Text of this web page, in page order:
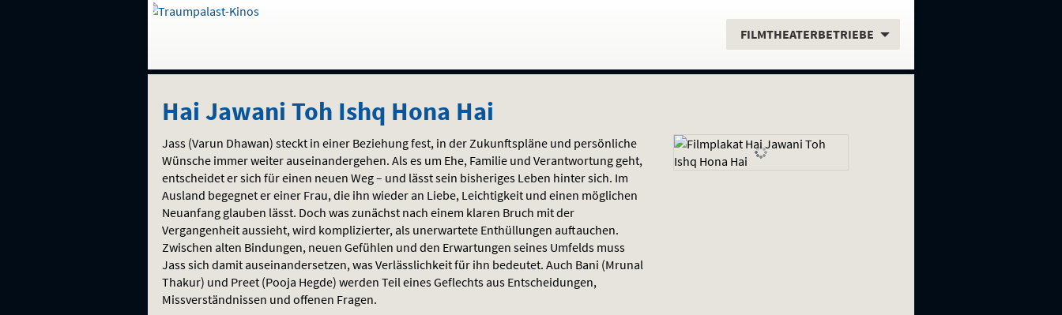
direkt
Inhalt
Menü
und
Service
Gehe
Auswahl
FILMTHEATERBETRIEBE
Hai
Jawani
Toh
Ishq
Hona
Hai
Hai Jawani Toh Ishq Hona Hai
Jass (Varun Dhawan) steckt in einer Beziehung fest, in der Zukunftspläne und persönliche
Wünsche immer weiter auseinandergehen. Als es um Ehe, Familie und Verantwortung geht,
entscheidet er sich für einen neuen Weg – und lässt sein bisheriges Leben hinter sich. Im
Ausland begegnet er einer Frau, die ihn wieder an Liebe, Leichtigkeit und einen möglichen
Neuanfang glauben lässt. Doch was zunächst nach einem klaren Bruch mit der
Vergangenheit aussieht, wird komplizierter, als unerwartete Enthüllungen auftauchen.
Zwischen alten Bindungen, neuen Gefühlen und den Erwartungen seines Umfelds muss
Jass sich damit auseinandersetzen, was Verlässlichkeit für ihn bedeutet. Auch Bani (Mrunal
Thakur) und Preet (Pooja Hegde) werden Teil eines Geflechts aus Entscheidungen,
Missverständnissen und offenen Fragen.